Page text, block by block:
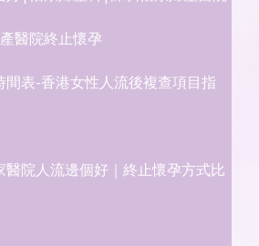
醫院終止懷孕
間表-香港女性人流後複查項目指
醫院人流邊個好｜終止懷孕方式比